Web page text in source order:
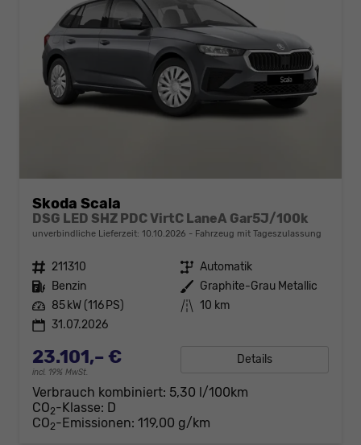
Skoda Scala
DSG LED SHZ PDC VirtC LaneA Gar5J/100k
unverbindliche Lieferzeit: 10.10.2026 Fahrzeug mit Tageszulassung
Fahrzeugnr. 211310 Getriebe Automatik
Kraftstoff Benzin Außenfarbe Graphite-Grau Metallic
Leistung 85 kW (116 PS) Kilometerstand 10 km
31.07.2026
23.101,– €
incl. 19% MwSt.
Details
Verbrauch kombiniert: 5,30 l/100km
CO2-Klasse: D
CO2-Emissionen: 119,00 g/km